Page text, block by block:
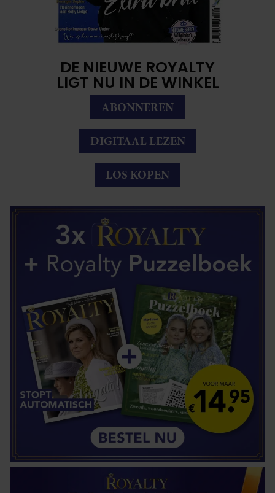
DE NIEUWE ROYALTY
LIGT NU IN DE WINKEL
ABONNEREN
DIGITAAL LEZEN
LOS KOPEN